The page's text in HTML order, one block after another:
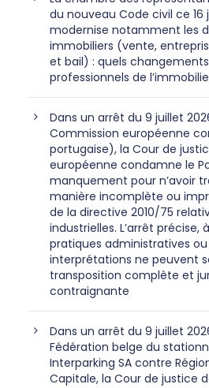
du nouveau Code civil ce 16
modernise notamment les
immobiliers (vente,
et bail) : quels
professionnels de
Dans un arrêt du 9 juillet
Commission européenne
portugaise), la Cour de
européenne condamne le
manquement pour n’avoir
manière incomplète ou
de la directive 2010/75
industrielles. L’arrêt précise,
pratiques administratives
interprétations ne peuvent
transposition complète et
contraignante
Dans un arrêt du 9 juillet
Fédération belge du
Interparking SA contre
Capitale, la Cour de justice